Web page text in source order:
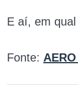
E aí, em
Fonte: